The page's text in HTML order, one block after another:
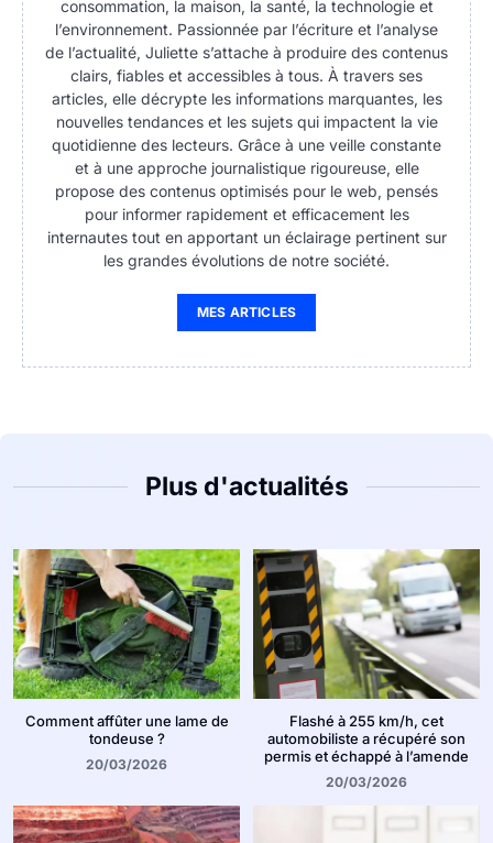
consommation, la maison, la santé, la technologie et
l’environnement. Passionnée par l’écriture et l’analyse
de l’actualité, Juliette s’attache à produire des contenus
clairs, fiables et accessibles à tous. À travers ses
articles, elle décrypte les informations marquantes, les
nouvelles tendances et les sujets qui impactent la vie
quotidienne des lecteurs. Grâce à une veille constante
et à une approche journalistique rigoureuse, elle
propose des contenus optimisés pour le web, pensés
pour informer rapidement et efficacement les
internautes tout en apportant un éclairage pertinent sur
les grandes évolutions de notre société.
MES ARTICLES
Plus d'actualités
Comment affûter une lame de
tondeuse ?
20/03/2026
Flashé à 255 km/h, cet
automobiliste a récupéré son
permis et échappé à l’amende
20/03/2026